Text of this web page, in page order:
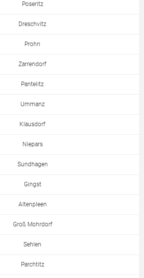
Poseritz
Dreschvitz
Prohn
Zarrendorf
Pantelitz
Ummanz
Klausdorf
Niepars
Sundhagen
Gingst
Altenpleen
Groß Mohrdorf
Sehlen
Parchtitz